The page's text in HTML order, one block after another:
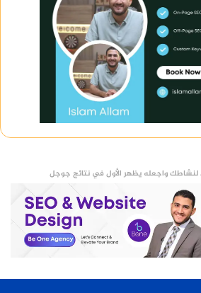
لنشاطك واجعله يظهر الأول في نتائج جوجل